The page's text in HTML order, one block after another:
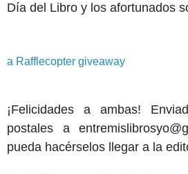
Día del Libro y los afortunados
a Rafflecopter giveaway
¡Felicidades a ambas!
postales a
pueda hacérselos llegar a la